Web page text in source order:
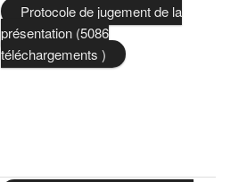
Protocole de jugement de la
présentation (5086
téléchargements )